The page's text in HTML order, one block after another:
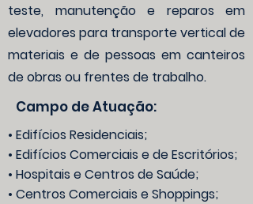
teste, manutenção e reparos em
elevadores para transporte vertical de
materiais e de pessoas em canteiros
de obras ou frentes de trabalho.
Campo de Atuação:
• Edifícios Residenciais;
• Edifícios Comerciais e de Escritórios;
• Hospitais e Centros de Saúde;
• Centros Comerciais e Shoppings;